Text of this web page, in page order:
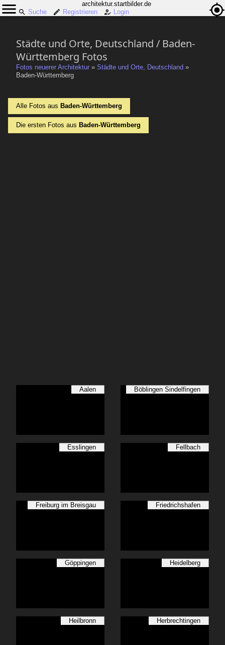
architektur.startbilder.de
Suche
Registrieren Login
Städte und Orte, Deutschland / Baden-
Württemberg Fotos
Fotos neuerer Architektur » Städte und Orte, Deutschland »
Baden-Württemberg
Alle Fotos aus Baden-Württemberg
Die ersten Fotos aus Baden-Württemberg
Aalen Böblingen Sindelfingen
Esslingen Fellbach
Freiburg im Breisgau Friedrichshafen
Göppingen Heidelberg
Heilbronn Herbrechtingen